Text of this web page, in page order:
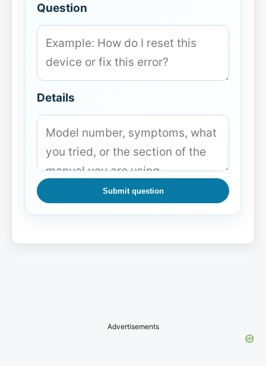
Question
Details
Submit question
Advertisements